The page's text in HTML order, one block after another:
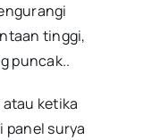
tinggi,
puncak..
ketika
panel surya